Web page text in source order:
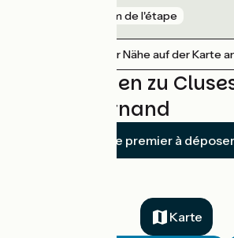
7 km de l'étape
Bahnhöfe in der Nähe auf der Karte
Bewertungen zu
Grand-Bornand
Soyez le premier à
Karte